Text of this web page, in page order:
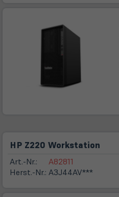
HP Z220 Workstation
Art.-Nr.:
Herst.-Nr.:
A82811
A3J44AV***